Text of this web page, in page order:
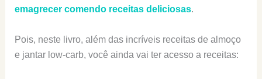
emagrecer comendo receitas deliciosas.
Pois, neste livro, além das incríveis receitas de almoço
e jantar low-carb, você ainda vai ter acesso a receitas: